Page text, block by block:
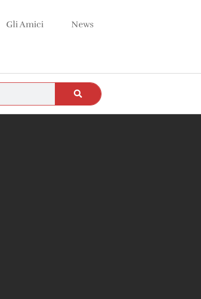
Gli Amici News